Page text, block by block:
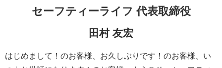
セーフティーライフ代表取締役
田村 友宏
はじめまして！のお客様、お久しぶりです！のお客様、い